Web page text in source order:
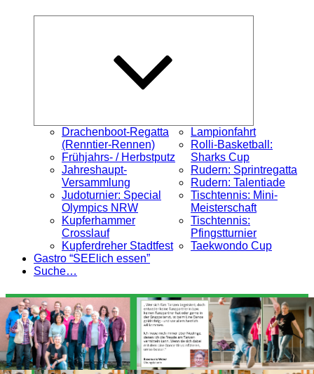
Drachenboot-Regatta
(Renntier-Rennen)
Frühjahrs- / Herbstputz
Jahreshaupt-
Versammlung
Judoturnier: Special
Olympics NRW
Kupferhammer
Crosslauf
Kupferdreher Stadtfest
Lampionfahrt
Rolli-Basketball:
Sharks Cup
Rudern: Sprintregatta
Rudern: Talentiade
Tischtennis: Mini-
Meisterschaft
Tischtennis:
Pfingstturnier
Taekwondo Cup
Gastro “SEElich essen”
Suche…